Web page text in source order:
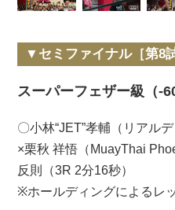
▼セミファイナル［第8
スーパーフェザー級（-
〇小林“JET”孝輔（リアルデ
×栗秋 祥悟（MuayThai
反則（3R 2分16秒）
※ホールディングによるレ